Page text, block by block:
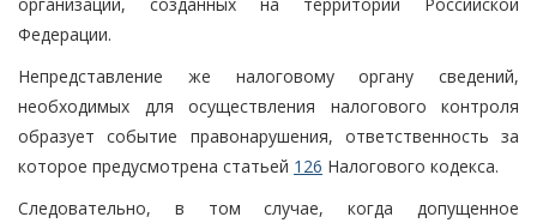
Федерации.
Непредставление же налоговому органу сведений,
необходимых для осуществления налогового контроля
образует событие правонарушения, ответственность за
которое предусмотрена статьей 126 Налогового кодекса.
Следовательно, в том случае, когда допущенное